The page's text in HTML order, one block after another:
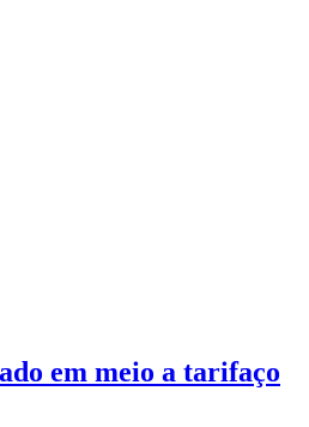
em meio a tarifaço